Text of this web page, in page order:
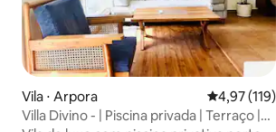
Vila ⋅ Arpora 4,97 de
4,97 (119)
Villa Divino - | Piscina privada | Terraço |